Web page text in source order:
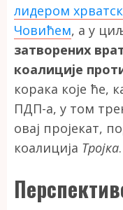
лидером
Човићем, а у
затворених
коалиције
корака које ће,
ПДП-а, у том
овај пројекат,
коалиција Тројка.